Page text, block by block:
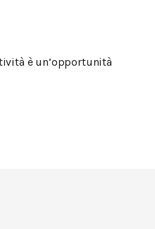
è un’opportunità